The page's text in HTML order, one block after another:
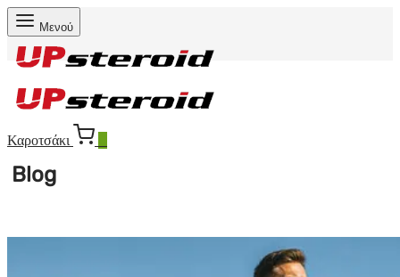
Μενού
Καροτσάκι
Blog